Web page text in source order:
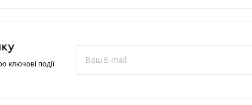
ключові події